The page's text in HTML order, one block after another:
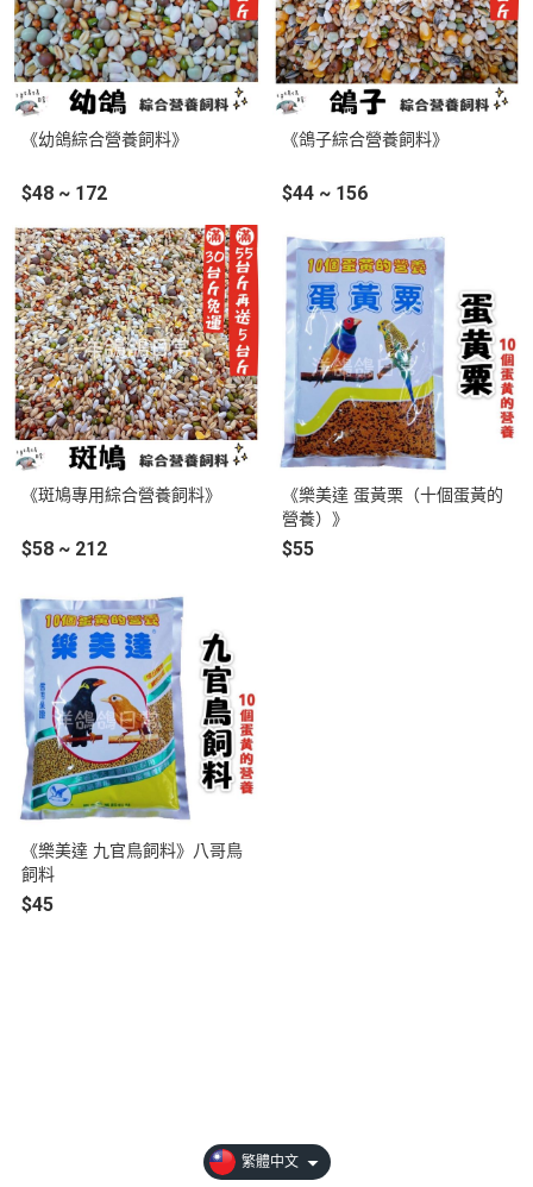
《幼鴿綜合營養飼料》
$48 ~ 172
《鴿子綜合營養飼料》
$44 ~ 156
《斑鳩專用綜合營養飼料》
$58 ~ 212
《樂美達 蛋黃栗（十個蛋黃的
營養）》
$55
《樂美達 九官鳥飼料》八哥鳥
飼料
$45
繁體中文